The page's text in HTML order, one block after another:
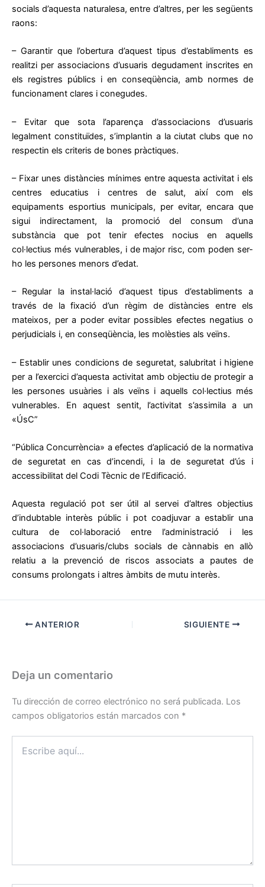
socials d’aquesta naturalesa, entre d’altres, per les següents
raons:
– Garantir que l’obertura d’aquest tipus d’establiments es
realitzi per associacions d’usuaris degudament inscrites en
els registres públics i en conseqüència, amb normes de
funcionament clares i conegudes.
– Evitar que sota l’aparença d’associacions d’usuaris
legalment constituïdes, s’implantin a la ciutat clubs que no
respectin els criteris de bones pràctiques.
– Fixar unes distàncies mínimes entre aquesta activitat i els
centres educatius i centres de salut, així com els
equipaments esportius municipals, per evitar, encara que
sigui indirectament, la promoció del consum d’una
substància que pot tenir efectes nocius en aquells
col·lectius més vulnerables, i de major risc, com poden ser-
ho les persones menors d’edat.
– Regular la instal·lació d’aquest tipus d’establiments a
través de la fixació d’un règim de distàncies entre els
mateixos, per a poder evitar possibles efectes negatius o
perjudicials i, en conseqüència, les molèsties als veïns.
– Establir unes condicions de seguretat, salubritat i higiene
per a l’exercici d’aquesta activitat amb objectiu de protegir a
les persones usuàries i als veïns i aquells col·lectius més
vulnerables. En aquest sentit, l’activitat s’assimila a un
«ÚsC”
“Pública Concurrència» a efectes d’aplicació de la normativa
de seguretat en cas d’incendi, i la de seguretat d’ús i
accessibilitat del Codi Tècnic de l’Edificació.
Aquesta regulació pot ser útil al servei d’altres objectius
d’indubtable interès públic i pot coadjuvar a establir una
cultura de col·laboració entre l’administració i les
associacions d’usuaris/clubs socials de cànnabis en allò
relatiu a la prevenció de riscos associats a pautes de
consums prolongats i altres àmbits de mutu interès.
ANTERIOR SIGUIENTE
Deja un comentario
Tu dirección de correo electrónico no será publicada. Los
campos obligatorios están marcados con *
aquí...